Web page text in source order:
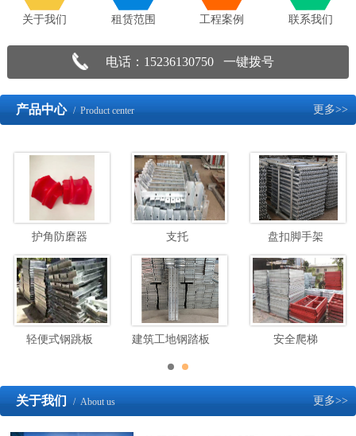
关于我们 租赁范围 工程案例 联系我们
电话：15236130750 一键拨号
更多>>
产品中心/ Product center
护角防磨器 支托 盘扣脚手架
轻便式钢跳板 安全爬梯
更多>>
关于我们/ About us